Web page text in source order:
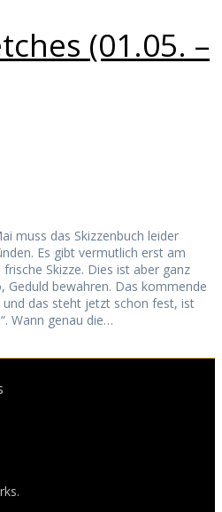
(01.05. –
muss das Skizzenbuch leider
Es gibt vermutlich erst am
Skizze. Dies ist aber ganz
Geduld bewahren. Das kommende
das steht jetzt schon fest, ist
Wann genau die…